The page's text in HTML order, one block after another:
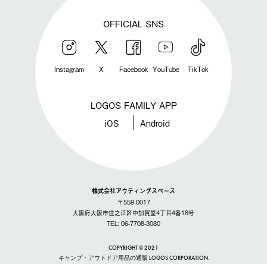
OFFICIAL SNS
Instagram X Facebook YouTube TikTok
LOGOS FAMILY APP
iOS Android
株式会社アウティングスペース
〒559-0017
大阪府大阪市住之江区中加賀屋4丁目4番18号
TEL: 06-7708-3080
COPYRIGHT © 2021
キャンプ・アウトドア用品の通販 LOGOS CORPORATION.